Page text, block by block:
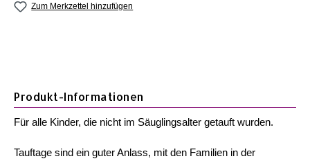
Zum Merkzettel hinzufügen
Produkt-Informationen
Für alle Kinder, die nicht im Säuglingsalter getauft wurden.
Tauftage sind ein guter Anlass, mit den Familien in der